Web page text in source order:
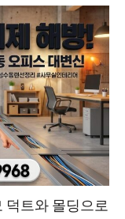
덕트와 몰딩으로